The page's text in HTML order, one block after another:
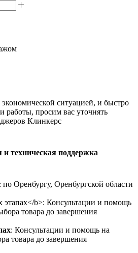
ситуацией, и быстро
просим вас уточнять
Клинкерс
техническая поддержка
: по Оренбургу, Оренбургской области
: Консультации и помощь на
товара до завершения